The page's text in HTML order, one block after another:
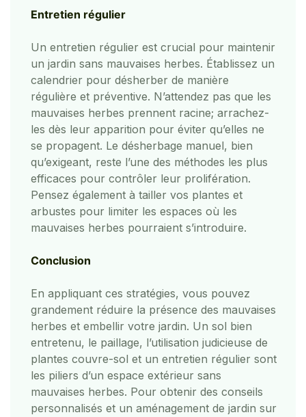
Entretien régulier
Un entretien régulier est crucial pour maintenir
un jardin sans mauvaises herbes. Établissez un
calendrier pour désherber de manière
régulière et préventive. N’attendez pas que les
mauvaises herbes prennent racine; arrachez-
les dès leur apparition pour éviter qu’elles ne
se propagent. Le désherbage manuel, bien
qu’exigeant, reste l’une des méthodes les plus
efficaces pour contrôler leur prolifération.
Pensez également à tailler vos plantes et
arbustes pour limiter les espaces où les
mauvaises herbes pourraient s’introduire.
Conclusion
En appliquant ces stratégies, vous pouvez
grandement réduire la présence des mauvaises
herbes et embellir votre jardin. Un sol bien
entretenu, le paillage, l’utilisation judicieuse de
plantes couvre-sol et un entretien régulier sont
les piliers d’un espace extérieur sans
mauvaises herbes. Pour obtenir des conseils
personnalisés et un aménagement de jardin sur